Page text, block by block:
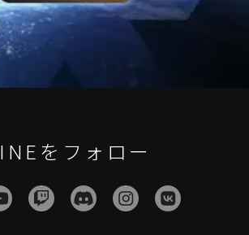
をフォロー